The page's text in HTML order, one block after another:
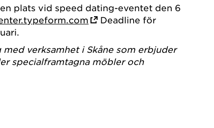
plats vid speed dating-eventet den 6
Deadline för
verksamhet i Skåne som erbjuder
specialframtagna möbler och